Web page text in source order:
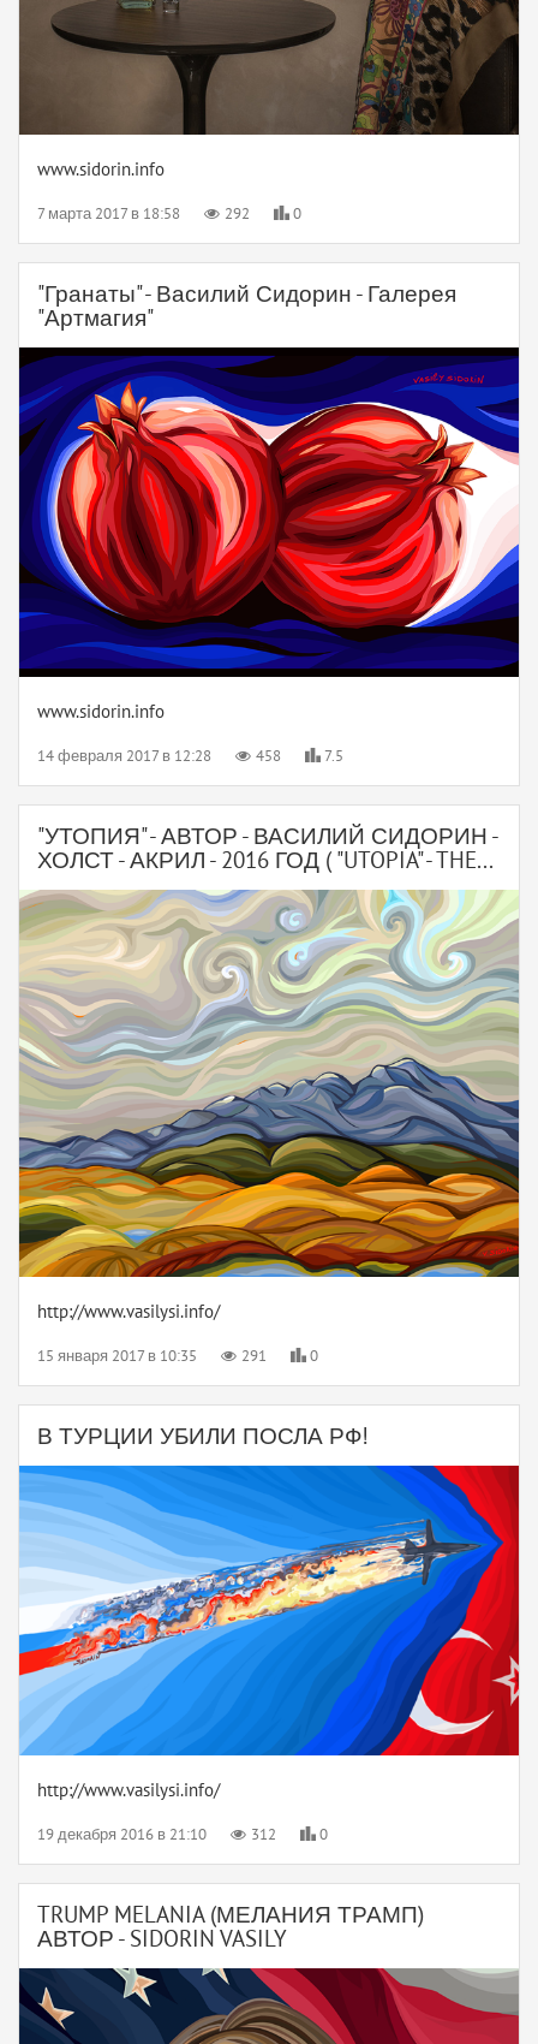
www.sidorin.info
7 марта 2017 в 18:58 292 0
"Гранаты" - Василий Сидорин - Галерея
"Артмагия"
www.sidorin.info
14 февраля 2017 в 12:28 458 7.5
"УТОПИЯ" - АВТОР - ВАСИЛИЙ СИДОРИН -
ХОЛСТ - АКРИЛ - 2016 ГОД ( "UTOPIA" - THE...
http://www.vasilysi.info/
15 января 2017 в 10:35 291 0
В ТУРЦИИ УБИЛИ ПОСЛА РФ!
http://www.vasilysi.info/
19 декабря 2016 в 21:10 312 0
TRUMP MELANIA (МЕЛАНИЯ ТРАМП)
АВТОР - SIDORIN VASILY